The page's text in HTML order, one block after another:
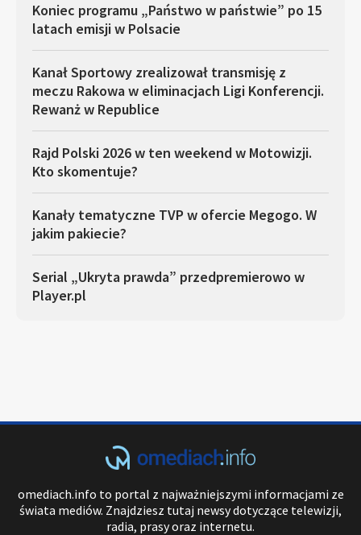
Koniec programu „Państwo w państwie” po 15
latach emisji w Polsacie
Kanał Sportowy zrealizował transmisję z
meczu Rakowa w eliminacjach Ligi Konferencji.
Rewanż w Republice
Rajd Polski 2026 w ten weekend w Motowizji.
Kto skomentuje?
Kanały tematyczne TVP w ofercie Megogo. W
jakim pakiecie?
Serial „Ukryta prawda” przedpremierowo w
Player.pl
omediach.info to portal z najważniejszymi informacjami ze
świata mediów. Znajdziesz tutaj newsy dotyczące telewizji,
radia, prasy oraz internetu.